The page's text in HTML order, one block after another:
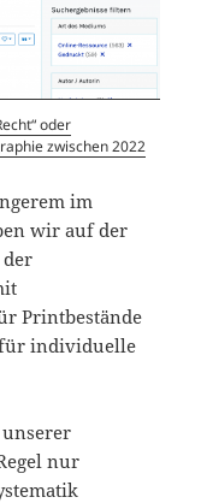
oder
zwischen 2022
im
wir auf der
der
Printbestände
individuelle
nur